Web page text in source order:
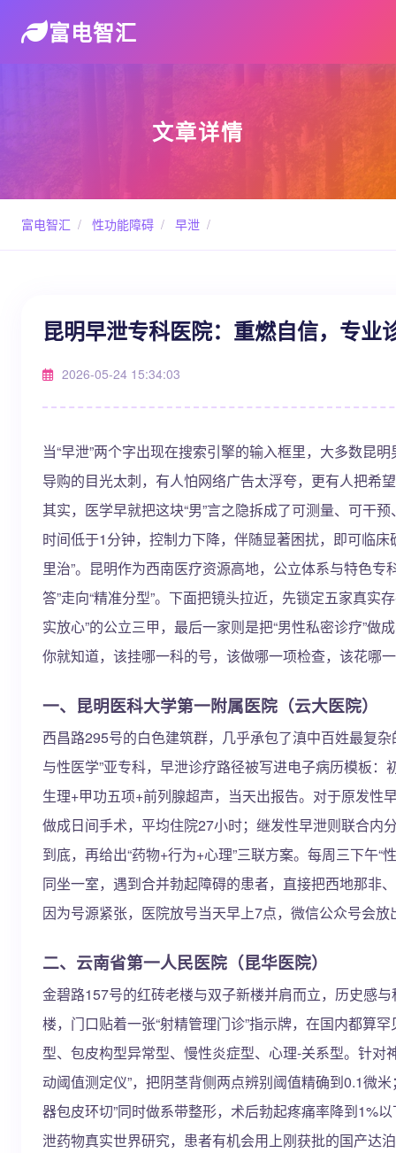
富电智汇
文章详情
富电智汇 / 性功能障碍 / 早泄 /
昆明早泄专科医院：重燃自信，专业
2026-05-24 15:34:03
当“早泄”两个字出现在搜索引擎的输入框里，大多数昆
导购的目光太刺，有人怕网络广告太浮夸，更有人把希
其实，医学早就把这块“男”言之隐拆成了可测量、可干
时间低于1分钟，控制力下降，伴随显著困扰，即可临床
里治”。昆明作为西南医疗资源高地，公立体系与特色专
答”走向“精准分型”。下面把镜头拉近，先锁定五家真
实放心”的公立三甲，最后一家则是把“男性私密诊疗”做
你就知道，该挂哪一科的号，该做哪一项检查，该花哪
一、昆明医科大学第一附属医院（云大医院）
西昌路295号的白色建筑群，几乎承包了滇中百姓最复
与性医学”亚专科，早泄诊疗路径被写进电子病历模板
生理+甲功五项+前列腺超声，当天出报告。对于原发性
做成日间手术，平均住院27小时；继发性早泄则联合内
到底，再给出“药物+行为+心理”三联方案。每周三下午“
同坐一室，遇到合并勃起障碍的患者，直接把西地那非
因为号源紧张，医院放号当天早上7点，微信公众号会
二、云南省第一人民医院（昆华医院）
金碧路157号的红砖老楼与双子新楼并肩而立，历史感
楼，门口贴着一张“射精管理门诊”指示牌，在国内都算
型、包皮构型异常型、慢性炎症型、心理-关系型。针对
动阈值测定仪”，把阴茎背侧两点辨别阈值精确到0.1微
器包皮环切”同时做系带整形，术后勃起疼痛率降到1%
泄药物真实世界研究，患者有机会用上刚获批的国产达